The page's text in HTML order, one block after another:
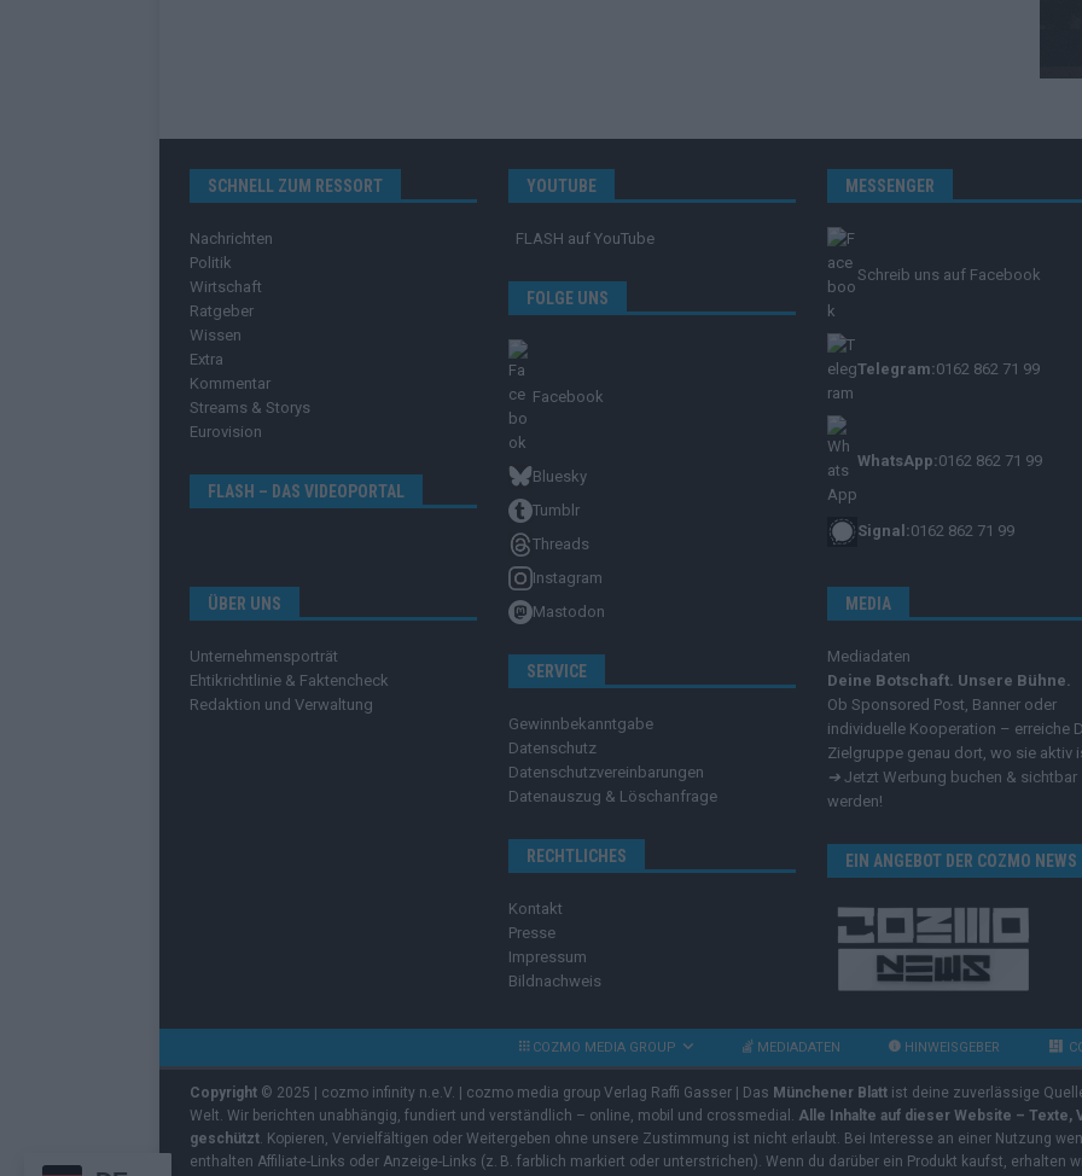
SCHNELL ZUM RESSORT
Nachrichten
Politik
Wirtschaft
Ratgeber
Wissen
Extra
Kommentar
Streams & Storys
Eurovision
FLASH – DAS VIDEOPORTAL
ÜBER UNS
Unternehmensporträt
Ehtikrichtlinie & Faktencheck
Redaktion und Verwaltung
YOUTUBE
FLASH auf YouTube
FOLGE UNS
Facebook
Bluesky
Tumblr
Threads
Instagram
Mastodon
SERVICE
Gewinnbekanntgabe
Datenschutz
Datenschutzvereinbarungen
Datenauszug & Löschanfrage
RECHTLICHES
Kontakt
Presse
Impressum
Bildnachweis
MESSENGER
Schreib uns auf Facebook
Telegram:0162 862 71 99
WhatsApp:0162 862 71 99
Signal:0162 862 71 99
MEDIA
Mediadaten
Deine Botschaft. Unsere Bühne.
Ob Sponsored Post, Banner oder
individuelle Kooperation – erreiche
Zielgruppe genau dort, wo sie aktiv
➔ Jetzt Werbung buchen & sichtbar
werden!
EIN ANGEBOT DER COZMO NEWS
COZMO MEDIA GROUP MEDIADATEN HINWEISGEBER
Copyright © 2025 | cozmo infinity n.e.V. | cozmo media group Verlag Raffi Gasser | Das Münchener Blatt ist deine zuverlässige
Welt. Wir berichten unabhängig, fundiert und verständlich – online, mobil und crossmedial. Alle Inhalte auf dieser Website –
geschützt. Kopieren, Vervielfältigen oder Weitergeben ohne unsere Zustimmung ist nicht erlaubt. Bei Interesse an einer Nutzung
enthalten Affiliate-Links oder Anzeige-Links (z. B. farblich markiert oder unterstrichen). Wenn du darüber ein Produkt kaufst, erhalten